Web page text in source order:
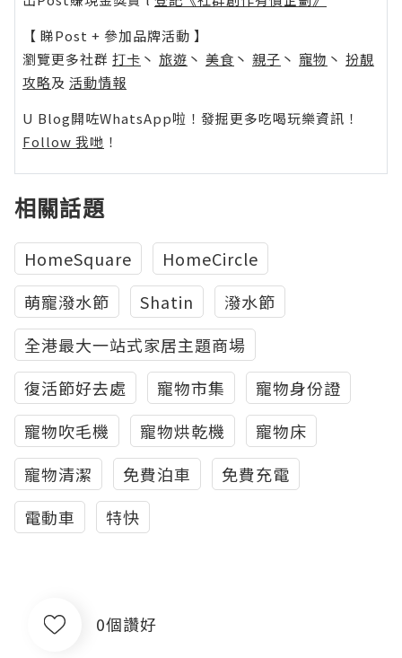
【 睇Post + 參加品牌活動 】
瀏覽更多社群 打卡 丶 旅遊 丶 美食 丶 親子 丶 寵物 丶 扮靚
攻略及 活動情報
U Blog開咗WhatsApp啦！發掘更多吃喝玩樂資訊！
Follow 我哋 ！
相關話題
HomeSquare
HomeCircle
萌寵潑水節
Shatin
潑水節
全港最大一站式家居主題商場
復活節好去處
寵物市集
寵物身份證
寵物吹毛機
寵物烘乾機
寵物床
寵物清潔
免費泊車
免費充電
電動車
特快
0個讚好